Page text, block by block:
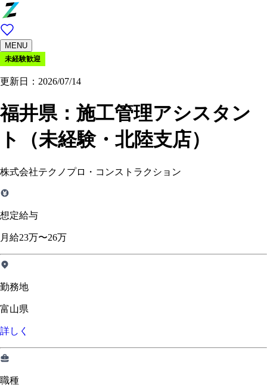
MENU
未経験歓迎
更新日：2026/07/14
福井県： 施工管理アシスタン
ト（未経験・北陸支店）
株式会社テクノプロ・コンストラクション
想定給与
月給23万〜26万
勤務地
富山県
詳しく
職種